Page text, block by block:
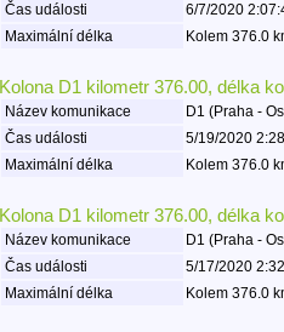
Čas události
6/7/2020
Maximální délka
Kolem 376.0
Kolona D1 kilometr 376.00, délka
Název komunikace D1 (Praha -
Čas události
5/19/2020
Maximální délka
Kolem 376.0
Kolona D1 kilometr 376.00, délka
Název komunikace D1 (Praha -
Čas události
5/17/2020
Maximální délka
Kolem 376.0